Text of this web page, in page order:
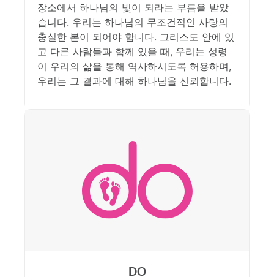
장소에서 하나님의 빛이 되라는 부름을 받았
습니다. 우리는 하나님의 무조건적인 사랑의
충실한 본이 되어야 합니다. 그리스도 안에 있
고 다른 사람들과 함께 있을 때, 우리는 성령
이 우리의 삶을 통해 역사하시도록 허용하며,
우리는 그 결과에 대해 하나님을 신뢰합니다.
DO